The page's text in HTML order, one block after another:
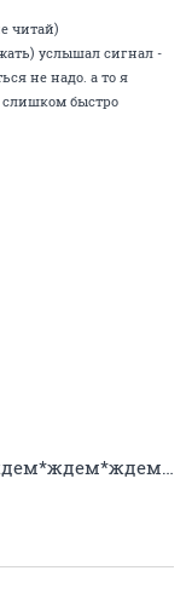
читай)
услышал сигнал -
не надо. а то я
слишком быстро